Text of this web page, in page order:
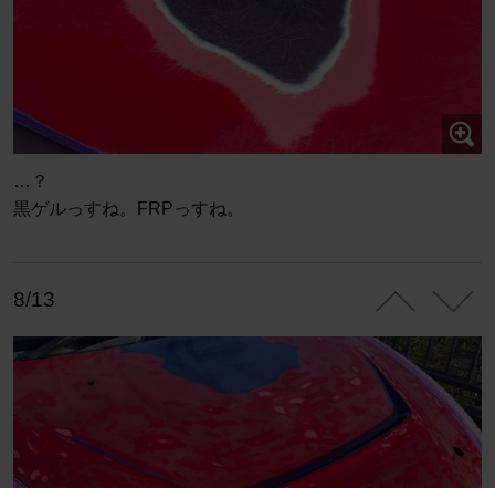
…？
黒ゲルっすね。FRPっすね。
8/13